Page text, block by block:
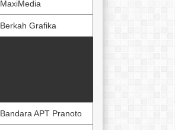
MaxiMedia
Berkah Grafika
Bandara APT Pranoto